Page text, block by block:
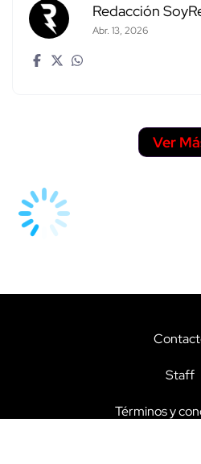
Redacción
Abr. 13, 2026
Ver
Staff
Términos y